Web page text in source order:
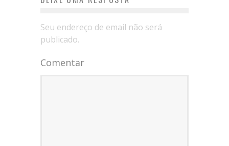
Seu endereço de email não será
publicado.
Comentar